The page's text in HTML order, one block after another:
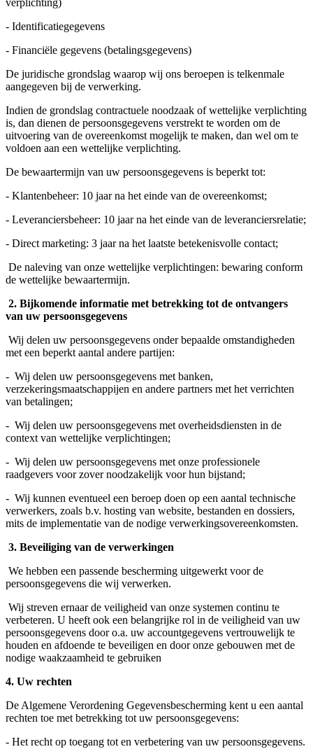
verplichting)
- Identificatiegegevens
- Financiële gegevens (betalingsgegevens)
De juridische grondslag waarop wij ons beroepen is telkenmale
aangegeven bij de verwerking.
Indien de grondslag contractuele noodzaak of wettelijke verplichting
is, dan dienen de persoonsgegevens verstrekt te worden om de
uitvoering van de overeenkomst mogelijk te maken, dan wel om te
voldoen aan een wettelijke verplichting.
De bewaartermijn van uw persoonsgegevens is beperkt tot:
- Klantenbeheer: 10 jaar na het einde van de overeenkomst;
- Leveranciersbeheer: 10 jaar na het einde van de leveranciersrelatie;
- Direct marketing: 3 jaar na het laatste betekenisvolle contact;
De naleving van onze wettelijke verplichtingen: bewaring conform
de wettelijke bewaartermijn.
2. Bijkomende informatie met betrekking tot de ontvangers
van uw persoonsgegevens
Wij delen uw persoonsgegevens onder bepaalde omstandigheden
met een beperkt aantal andere partijen:
- Wij delen uw persoonsgegevens met banken,
verzekeringsmaatschappijen en andere partners met het verrichten
van betalingen;
- Wij delen uw persoonsgegevens met overheidsdiensten in de
context van wettelijke verplichtingen;
- Wij delen uw persoonsgegevens met onze professionele
raadgevers voor zover noodzakelijk voor hun bijstand;
- Wij kunnen eventueel een beroep doen op een aantal technische
verwerkers, zoals b.v. hosting van website, bestanden en dossiers,
mits de implementatie van de nodige verwerkingsovereenkomsten.
3. Beveiliging van de verwerkingen
We hebben een passende bescherming uitgewerkt voor de
persoonsgegevens die wij verwerken.
Wij streven ernaar de veiligheid van onze systemen continu te
verbeteren. U heeft ook een belangrijke rol in de veiligheid van uw
persoonsgegevens door o.a. uw accountgegevens vertrouwelijk te
houden en afdoende te beveiligen en door onze gebouwen met de
nodige waakzaamheid te gebruiken
4. Uw rechten
De Algemene Verordening Gegevensbescherming kent u een aantal
rechten toe met betrekking tot uw persoonsgegevens:
- Het recht op toegang tot en verbetering van uw persoonsgegevens.